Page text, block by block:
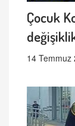
Çocuk
14 Temmuz